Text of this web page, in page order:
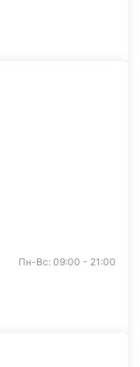
Пн-Вс: 09:00 - 21:00